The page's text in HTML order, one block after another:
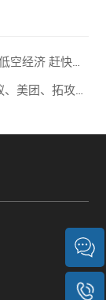
重大利好！政府专项债券 优先发展低空经济 赶快行动
政策导向 | 中航无人机、亿航、迅蚁、美团、拓攻等单位起草，民航局发布《民用无人驾驶航空器系统分布式操作自动化等级测试（征求意见稿）》